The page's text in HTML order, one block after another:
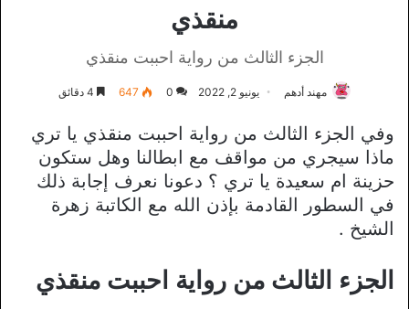
منقذي
الجزء الثالث من رواية احببت منقذي
مهند أدهم يونيو 2, 2022 0
647
وفي الجزء الثالث من رواية احببت منقذي يا تري
ماذا سيجري من مواقف مع ابطالنا وهل ستكون
حزينة ام سعيدة يا تري ؟ دعونا نعرف إجابة ذلك
في السطور القادمة بإذن الله مع الكاتبة زهرة
الشيخ .
الجزء الثالث من رواية احببت منقذي